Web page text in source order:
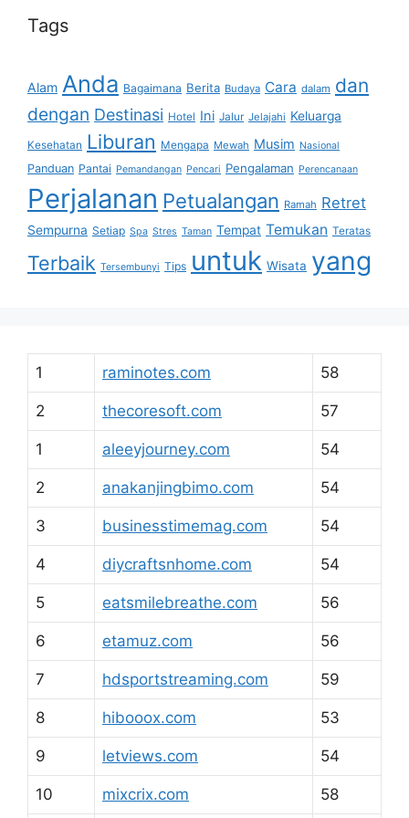
Tags
Alam Anda Bagaimana Berita Budaya Cara dalam dan
dengan Destinasi Hotel Ini Jalur Jelajahi Keluarga
Kesehatan Liburan Mengapa Mewah Musim Nasional
Panduan Pantai Pemandangan Pencari Pengalaman Perencanaan
Perjalanan Petualangan Ramah Retret
Sempurna Setiap Spa Stres Taman Tempat Temukan Teratas
Terbaik Tersembunyi Tips untuk Wisata yang
1 raminotes.com 58
2 thecoresoft.com 57
1 aleeyjourney.com 54
2 anakanjingbimo.com 54
3 businesstimemag.com 54
4 diycraftsnhome.com 54
5 eatsmilebreathe.com 56
6 etamuz.com 56
7 hdsportstreaming.com 59
8 hibooox.com 53
9 letviews.com 54
10 mixcrix.com 58